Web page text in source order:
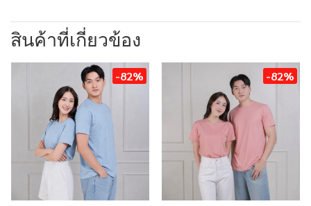
สินค้าที่เกี่ยวข้อง
-82% -82%